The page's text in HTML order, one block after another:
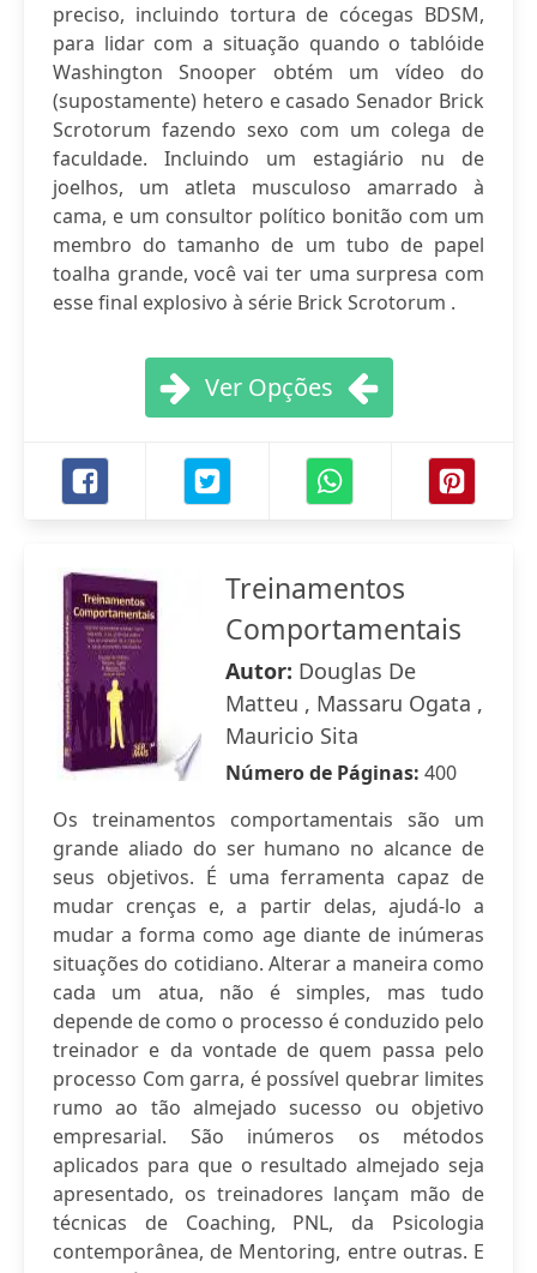
preciso, incluindo tortura de cócegas BDSM,
para lidar com a situação quando o tablóide
Washington Snooper obtém um vídeo do
(supostamente) hetero e casado Senador Brick
Scrotorum fazendo sexo com um colega de
faculdade. Incluindo um estagiário nu de
joelhos, um atleta musculoso amarrado à
cama, e um consultor político bonitão com um
membro do tamanho de um tubo de papel
toalha grande, você vai ter uma surpresa com
esse final explosivo à série Brick Scrotorum .
Ver Opções
Treinamentos
Comportamentais
Autor: Douglas De
Matteu , Massaru Ogata ,
Mauricio Sita
Número de Páginas: 400
Os treinamentos comportamentais são um
grande aliado do ser humano no alcance de
seus objetivos. É uma ferramenta capaz de
mudar crenças e, a partir delas, ajudá-lo a
mudar a forma como age diante de inúmeras
situações do cotidiano. Alterar a maneira como
cada um atua, não é simples, mas tudo
depende de como o processo é conduzido pelo
treinador e da vontade de quem passa pelo
processo Com garra, é possível quebrar limites
rumo ao tão almejado sucesso ou objetivo
empresarial. São inúmeros os métodos
aplicados para que o resultado almejado seja
apresentado, os treinadores lançam mão de
técnicas de Coaching, PNL, da Psicologia
contemporânea, de Mentoring, entre outras. E